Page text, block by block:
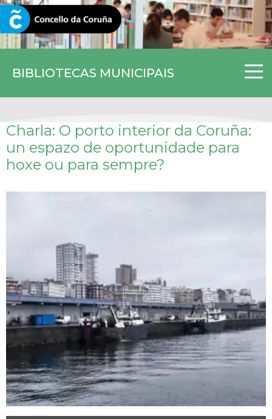
BIBLIOTECAS MUNICIPAIS
CORUNA.GAL
Charla: O porto interior da Coruña:
un espazo de oportunidade para
hoxe ou para sempre?